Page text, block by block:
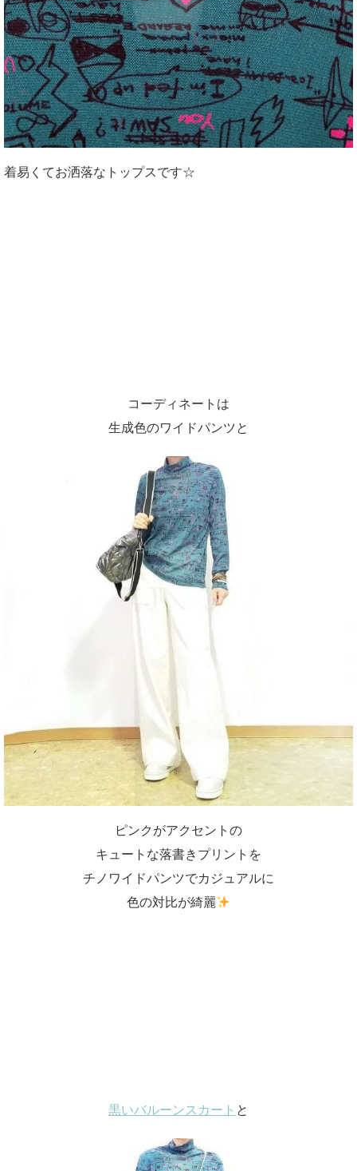
着易くてお洒落なトップスです☆
コーディネートは
生成色のワイドパンツと
ピンクがアクセントの
キュートな落書きプリントを
チノワイドパンツでカジュアルに
色の対比が綺麗
黒いバルーンスカート と